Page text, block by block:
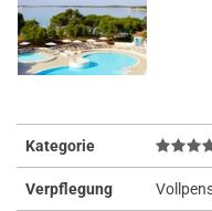
Kategorie
Verpflegung